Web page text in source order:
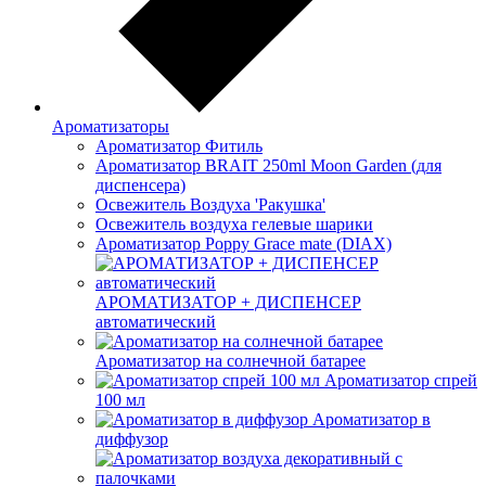
Ароматизаторы
Ароматизатор Фитиль
Ароматизатор BRAIT 250ml Moon Garden (для
диспенсера)
Освежитель Воздуха 'Ракушка'
Освежитель воздуха гелевые шарики
Ароматизатор Poppy Grace mate (DIAX)
АРОМАТИЗАТОР + ДИСПЕНСЕР
автоматический
Ароматизатор на солнечной батарее
Ароматизатор спрей
100 мл
Ароматизатор в
диффузор